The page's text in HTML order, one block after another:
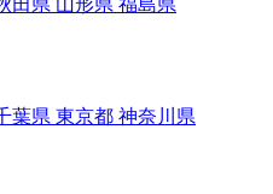
葉県 東京都 神奈川県